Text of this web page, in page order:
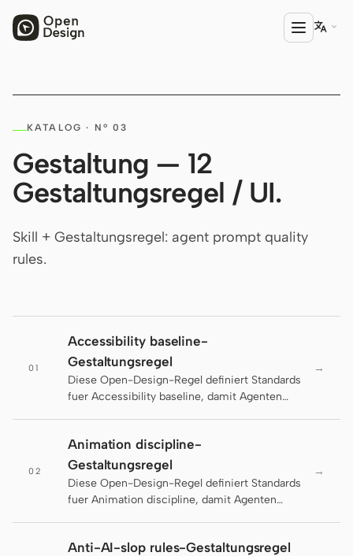
Open Design
HTML Anything
HTML Video
Codex Slides
Open Design Plugin
Codex
Cursor Agent
Claude Code
Gemini CLI
GitHub Copilot CLI
Grok Build

KATALOG · Nº 03
Gestaltung — 12
Gestaltungsregel / UI.
Skill + Gestaltungsregel: agent prompt quality
rules.
01
Accessibility baseline-
Gestaltungsregel
Diese Open-Design-Regel definiert Standards
fuer Accessibility baseline, damit Agenten
→
02
Animation discipline-
Gestaltungsregel
Diese Open-Design-Regel definiert Standards
fuer Animation discipline, damit Agenten
→
Anti-AI-slop rules-Gestaltungsregel